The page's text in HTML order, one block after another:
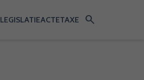
LEGISLATIEACTETAXE search